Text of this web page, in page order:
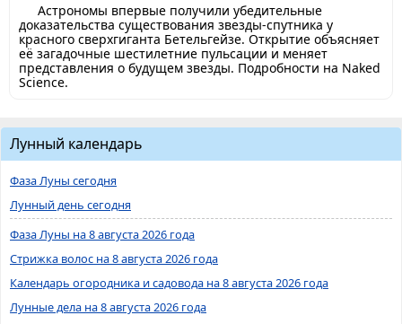
Астрономы впервые получили убедительные
доказательства существования звезды-спутника у
красного сверхгиганта Бетельгейзе. Открытие объясняет
её загадочные шестилетние пульсации и меняет
представления о будущем звезды. Подробности на Naked
Science.
Лунный календарь
Фаза Луны сегодня
Лунный день сегодня
Фаза Луны на 8 августа 2026 года
Стрижка волос на 8 августа 2026 года
Календарь огородника и садовода на 8 августа 2026 года
Лунные дела на 8 августа 2026 года